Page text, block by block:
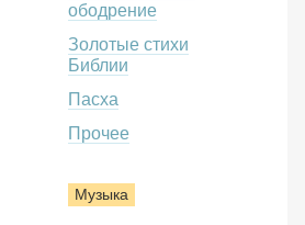
ободрение
Золотые стихи
Библии
Пасха
Прочее
Музыка